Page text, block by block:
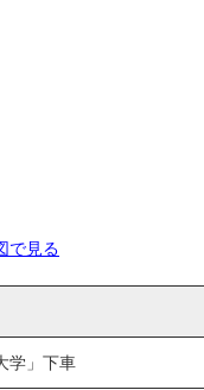
で見る
学」下車